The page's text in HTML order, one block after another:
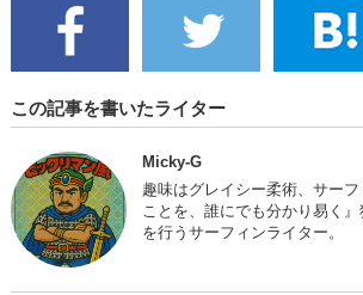
この記事を書いたライター
Micky-G
趣味はグレイシー柔術、サー
ことを、誰にでも分かり易く
を行うサーフィンライター。